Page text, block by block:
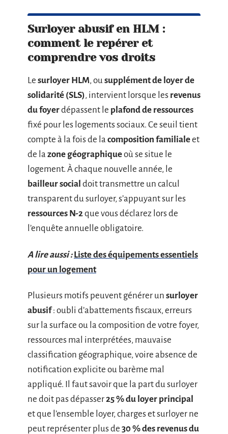
Surloyer abusif en HLM :
comment le repérer et
comprendre vos droits
Le surloyer HLM, ousupplément de loyer de
solidarité (SLS), intervient lorsque les revenus
du foyerdépassent le plafond de ressources
fixé pour les logements sociaux. Ce seuil tient
compte à la fois de la composition familialeet
de la zone géographiqueoù se situe le
logement. À chaque nouvelle année, le
bailleur social doit transmettre un calcul
transparent du surloyer, s’appuyant sur les
ressources N-2que vous déclarez lors de
l’enquête annuelle obligatoire.
A lire aussi : Liste des équipements essentiels
pour un logement
Plusieurs motifs peuvent générer un surloyer
abusif: oubli d’abattements fiscaux, erreurs
sur la surface ou la composition de votre foyer,
ressources mal interprétées, mauvaise
classification géographique, voire absence de
notification explicite ou barème mal
appliqué. Il faut savoir que la part du surloyer
ne doit pas dépasser25 % du loyer principal
et que l’ensemble loyer, charges et surloyer ne
peut représenter plus de 30 % des revenus du